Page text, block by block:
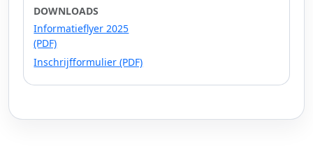
DOWNLOADS
Informatieflyer 2025
(PDF)
Inschrijfformulier (PDF)